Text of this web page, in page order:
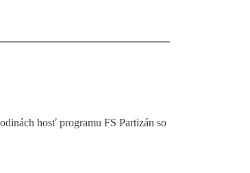
hosť programu FS Partizán so